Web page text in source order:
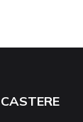
CASTERE